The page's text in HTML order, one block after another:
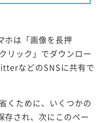
ホは「画像を長押
リック」でダウンロー
などのSNSに共有で
くために、いくつかの
存され、次にこのペー